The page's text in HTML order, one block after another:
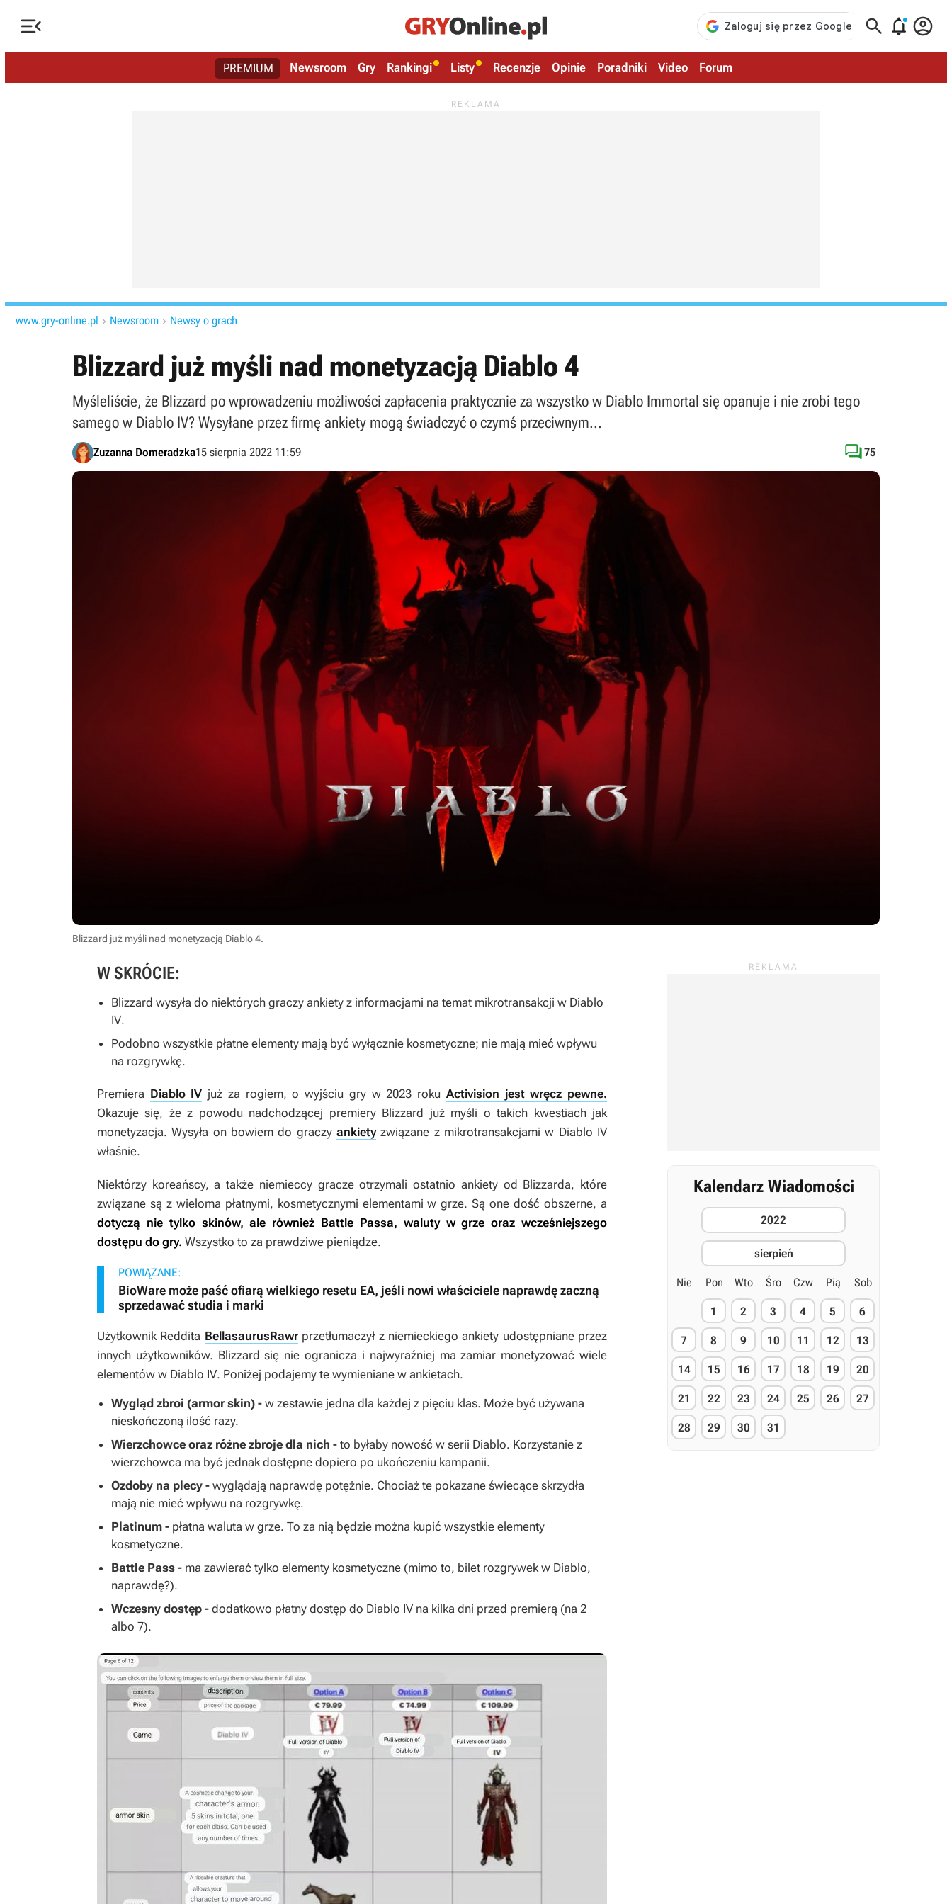
   
PREMIUM Newsroom Gry Rankingi Listy Recenzje Opinie Poradniki Video Forum
www.gry-online.pl  Newsroom  Newsy o grach
Blizzard już myśli nad monetyzacją Diablo 4
Myśleliście, że Blizzard po wprowadzeniu możliwości zapłacenia praktycznie za wszystko w Diablo Immortal się opanuje i nie zrobi tego
samego w Diablo IV? Wysyłane przez firmę ankiety mogą świadczyć o czymś przeciwnym...
Zuzanna Domeradzka15 sierpnia 2022 11:59 75
Blizzard już myśli nad monetyzacją Diablo 4.
W SKRÓCIE:
Blizzard wysyła do niektórych graczy ankiety z informacjami na temat mikrotransakcji w Diablo
IV.
Podobno wszystkie płatne elementy mają być wyłącznie kosmetyczne; nie mają mieć wpływu
na rozgrywkę.
Premiera Diablo IV już za rogiem, o wyjściu gry w 2023 roku Activision jest wręcz pewne.
Okazuje się, że z powodu nadchodzącej premiery Blizzard już myśli o takich kwestiach jak
monetyzacja. Wysyła on bowiem do graczy ankietyzwiązane z mikrotransakcjami w Diablo IV
właśnie.
Niektórzy koreańscy, a także niemieccy gracze otrzymali ostatnio ankiety od Blizzarda, które
związane są z wieloma płatnymi, kosmetycznymi elementami w grze. Są one dość obszerne, a
dotyczą nie tylko skinów, ale również Battle Passa, waluty w grze oraz wcześniejszego
dostępu do gry. Wszystko to za prawdziwe pieniądze.
POWIĄZANE:
BioWare może paść ofiarą wielkiego resetu EA, jeśli nowi właściciele naprawdę zaczną
sprzedawać studia i marki
Użytkownik Reddita BellasaurusRawrprzetłumaczył z niemieckiego ankiety udostępniane przez
innych użytkowników. Blizzard się nie ogranicza i najwyraźniej ma zamiar monetyzować wiele
elementów w Diablo IV. Poniżej podajemy te wymieniane w ankietach.
Wygląd zbroi (armor skin) - w zestawie jedna dla każdej z pięciu klas. Może być używana
nieskończoną ilość razy.
Wierzchowce oraz różne zbroje dla nich - to byłaby nowość w serii Diablo. Korzystanie z
wierzchowca ma być jednak dostępne dopiero po ukończeniu kampanii.
Ozdoby na plecy - wyglądają naprawdę potężnie. Chociaż te pokazane świecące skrzydła
mają nie mieć wpływu na rozgrywkę.
Platinum - płatna waluta w grze. To za nią będzie można kupić wszystkie elementy
kosmetyczne.
Battle Pass - ma zawierać tylko elementy kosmetyczne (mimo to, bilet rozgrywek w Diablo,
naprawdę?).
Wczesny dostęp - dodatkowo płatny dostęp do Diablo IV na kilka dni przed premierą (na 2
albo 7).
Kalendarz Wiadomości
2022
sierpień
Nie Pon Wto Śro Czw Pią Sob
1 2 3 4 5 6
7 8 9 10 11 12 13
14 15 16 17 18 19 20
21 22 23 24 25 26 27
28 29 30 31